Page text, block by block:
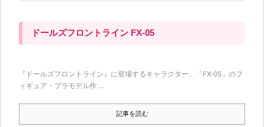
ドールズフロントライン FX-05
『ドールズフロントライン』に登場するキャラクター、「FX-05」のフ
ィギュア・プラモデル作 ...
記事を読む